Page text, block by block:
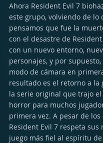
Ahora Resident Evil 7
este grupo, volviendo de lo
pensamos que fue la
con el desastre de
con un nuevo entorno,
personajes, y por
modo de cámara en
resultado es el retorno a la
la serie original que trajo
horror para muchos
primera vez. A pesar de los
Resident Evil 7 respeta sus
juego más fiel al espíritu